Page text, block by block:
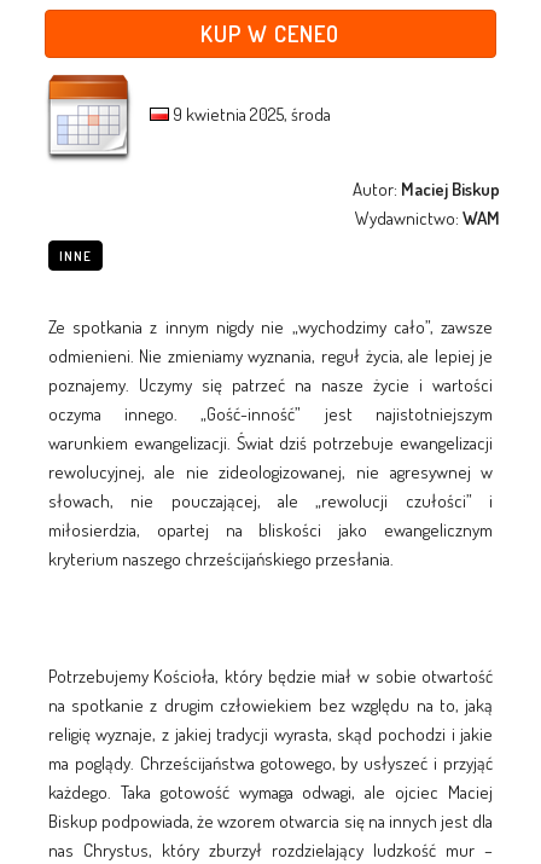
KUP W CENEO
9 kwietnia 2025, środa
Autor: Maciej Biskup
Wydawnictwo:WAM
INNE
Ze spotkania z innym nigdy nie „wychodzimy cało”, zawsze
odmienieni. Nie zmieniamy wyznania, reguł życia, ale lepiej je
poznajemy. Uczymy się patrzeć na nasze życie i wartości
oczyma innego. „Gość-inność” jest najistotniejszym
warunkiem ewangelizacji. Świat dziś potrzebuje ewangelizacji
rewolucyjnej, ale nie zideologizowanej, nie agresywnej w
słowach, nie pouczającej, ale „rewolucji czułości” i
miłosierdzia, opartej na bliskości jako ewangelicznym
kryterium naszego chrześcijańskiego przesłania.
Potrzebujemy Kościoła, który będzie miał w sobie otwartość
na spotkanie z drugim człowiekiem bez względu na to, jaką
religię wyznaje, z jakiej tradycji wyrasta, skąd pochodzi i jakie
ma poglądy. Chrześcijaństwa gotowego, by usłyszeć i przyjąć
każdego. Taka gotowość wymaga odwagi, ale ojciec Maciej
Biskup podpowiada, że wzorem otwarcia się na innych jest dla
nas Chrystus, który zburzył rozdzielający ludzkość mur –